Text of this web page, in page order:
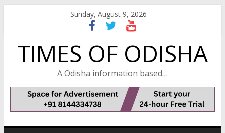
Sunday, August 9, 2026
TIMES OF ODISHA
A Odisha information based…